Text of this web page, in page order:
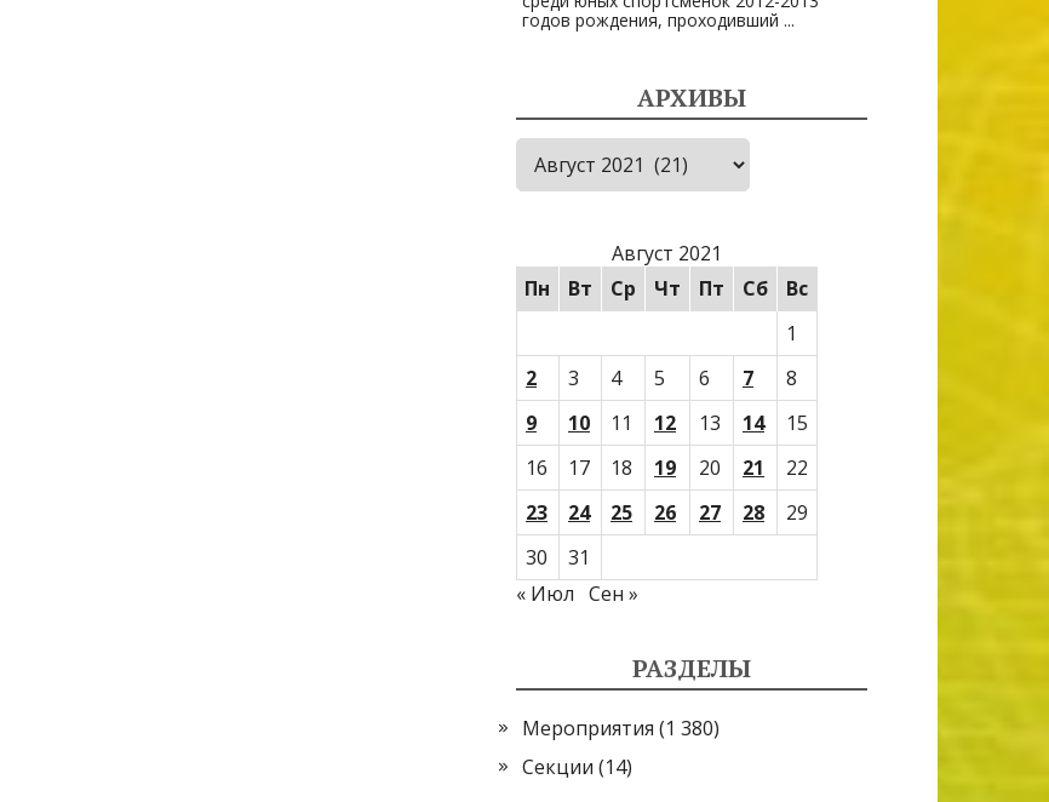
годов рождения, проходивший ...
АРХИВЫ
Архивы
Август 2021
Пн
Вт Ср Чт Пт Сб
Вс
1
2
3 4 5 6 7
8
9
10 11 12 13 14
15
16
17 18 19 20 21
22
23
24 25 26 27 28
29
30
31
« Июл Сен »
РАЗДЕЛЫ
Мероприятия (1 380)
Секции (14)